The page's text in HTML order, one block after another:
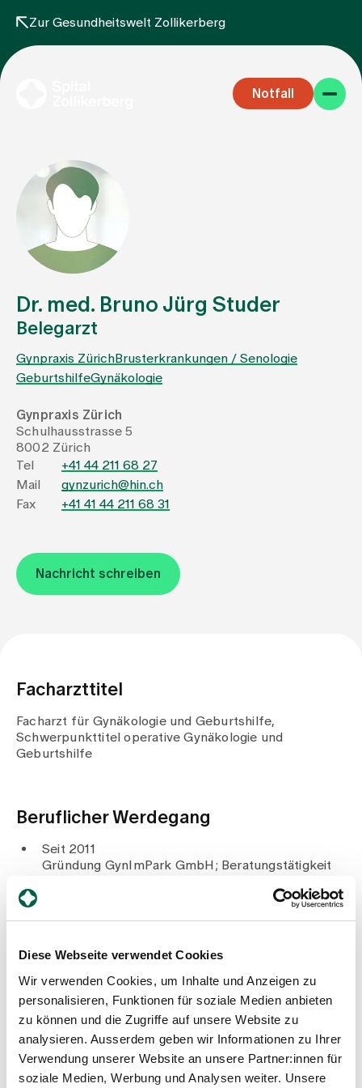
Diese Webseite verwendet Cookies
Wir verwenden Cookies, um Inhalte und Anzeigen zu
personalisieren, Funktionen für soziale Medien anbieten
zu können und die Zugriffe auf unsere Website zu
analysieren. Ausserdem geben wir Informationen zu Ihrer
Verwendung unserer Website an unsere Partner:innen für
soziale Medien, Werbung und Analysen weiter. Unsere
Zur Gesundheitswelt Zollikerberg
Notfall
Fachbereiche
Aufenthalt
Team
Events
Über uns
Aktuelles
Kontakt
Babygalerie
Medien
Publikationen
Dr. med. Bruno Jürg Studer
Belegarzt
Gynpraxis ZürichBrusterkrankungen / Senologie
GeburtshilfeGynäkologie
Gynpraxis Zürich
Schulhausstrasse 5
8002 Zürich
Tel
+41 44 211 68 27
Mail
gynzurich@hin.ch
Fax
+41 41 44 211 68 31
Nachricht schreiben
Facharzttitel
Facharzt für Gynäkologie und Geburtshilfe,
Schwerpunkttitel operative Gynäkologie und
Geburtshilfe
Beruflicher Werdegang
Seit 2011
Gründung GynImPark GmbH; Beratungstätigkeit
Diplom Minimalinvasive Brustbiopsien, Vivantes
Klinik Berlin
2006
Brusterkrankungen
Diplom für Inkontinenzoperationen, Universität
Liège
2005